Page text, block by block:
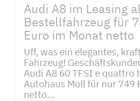
Audi A8 im Leasing
Bestellfahrzeug für
Euro im Monat netto
Uff, was ein elegantes,
Fahrzeug!
Audi A8 60 TFSI e quattro
Autohaus Moll für nur 749
netto...